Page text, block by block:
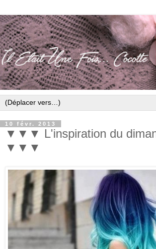
10 févr. 2013
▼▼▼ L'inspiration du
▼▼▼